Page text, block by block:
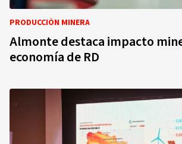
PRODUCCIÓN MINERA
Almonte destaca impacto
economía de RD